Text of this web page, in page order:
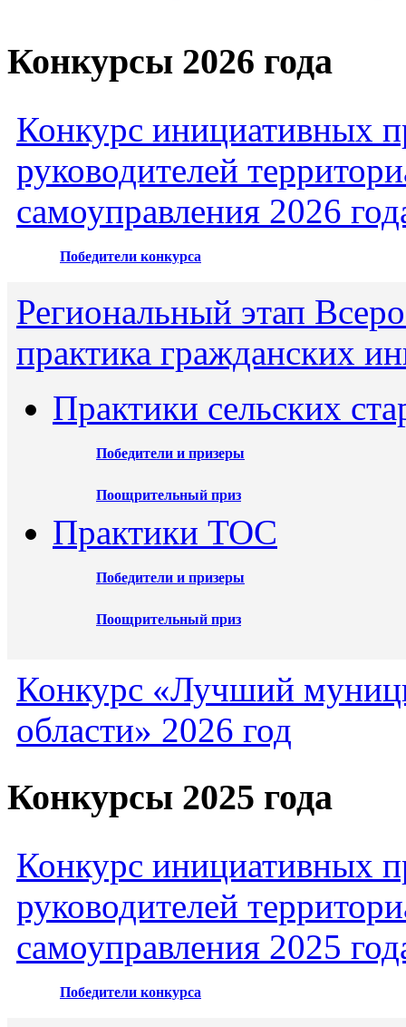
Конкурсы 2026 года
Конкурс инициативных
руководителей
самоуправления 2026
Победители конкурса
Региональный этап
практика гражданских
Практики сельских
Победители и призеры
Поощрительный приз
Практики ТОС
Победители и призеры
Поощрительный приз
Конкурс «Лучший
области» 2026 год
Конкурсы 2025 года
Конкурс инициативных
руководителей
самоуправления 2025
Победители конкурса